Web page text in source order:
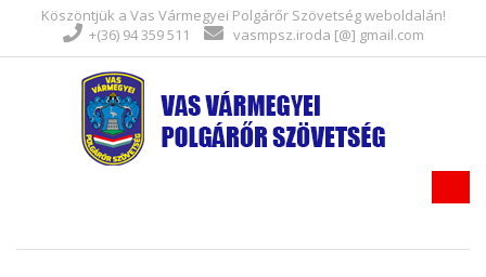
Köszöntjük a Vas Vármegyei Polgárőr Szövetség weboldalán!
+(36) 94 359 511
vasmpsz.iroda [@] gmail.com